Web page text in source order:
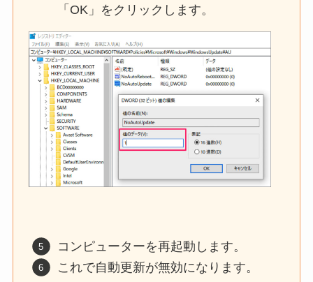
「OK」をクリックします。
コンピューターを再起動します。
これで自動更新が無効になります。